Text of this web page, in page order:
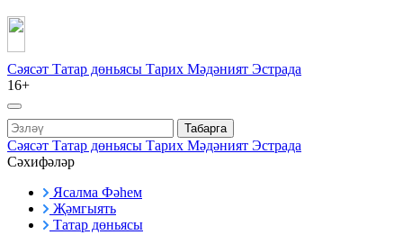
Сәясәт Татар дөньясы Тарих Мәдәният Эстрада
16+
Табарга
Сәясәт Татар дөньясы Тарих Мәдәният Эстрада
Сәхифәләр
Ясалма Фәһем
Җәмгыять
Татар дөньясы